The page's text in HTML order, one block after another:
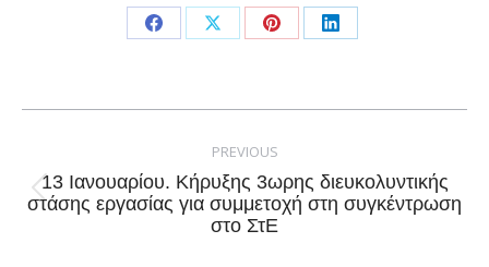
Share
Facebook
Share
X
Share
Pinterest
Share
LinkedIn
PREVIOUS
Previous
post:
13 Ιανουαρίου. Κήρυξης 3ωρης διευκολυντικής
στάσης εργασίας για συμμετοχή στη συγκέντρωση
στο ΣτΕ